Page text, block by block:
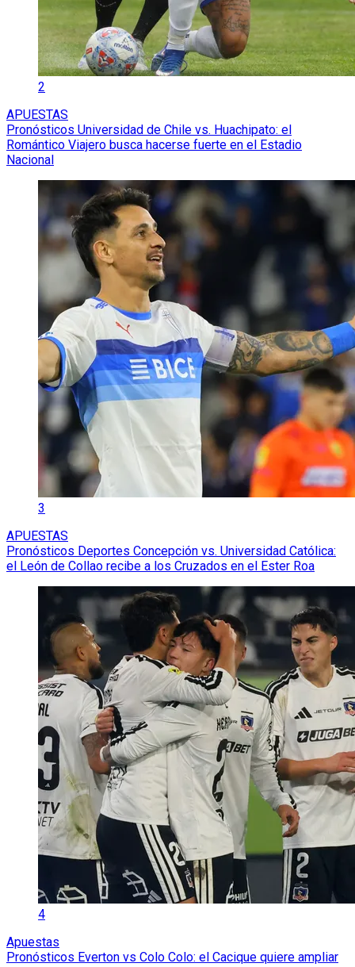
2
APUESTAS
Pronósticos Universidad de Chile vs. Huachipato: el
Romántico Viajero busca hacerse fuerte en el Estadio
Nacional
3
APUESTAS
Pronósticos Deportes Concepción vs. Universidad Católica:
el León de Collao recibe a los Cruzados en el Ester Roa
4
Apuestas
Pronósticos Everton vs Colo Colo: el Cacique quiere ampliar